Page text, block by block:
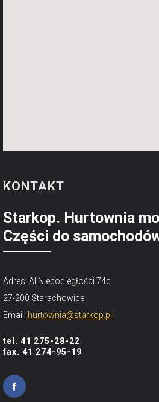
KONTAKT
Starkop. Hurtownia
Części do
Adres: Al.Niepodległości 74c
27-200 Starachowice
Email: hurtownia@starkop.pl
tel. 41 275-28-22
fax. 41 274-95-19